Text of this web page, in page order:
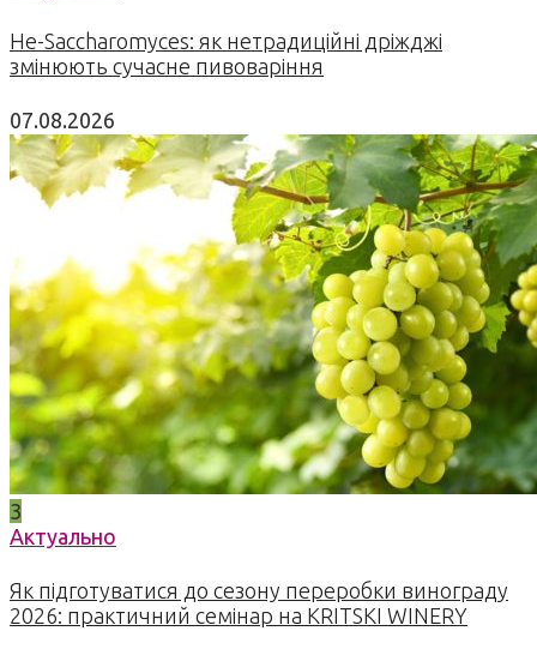
Не-Saccharomyces: як нетрадиційні дріжджі
змінюють сучасне пивоваріння
07.08.2026
3
Актуально
Як підготуватися до сезону переробки винограду
2026: практичний семінар на KRITSKI WINERY